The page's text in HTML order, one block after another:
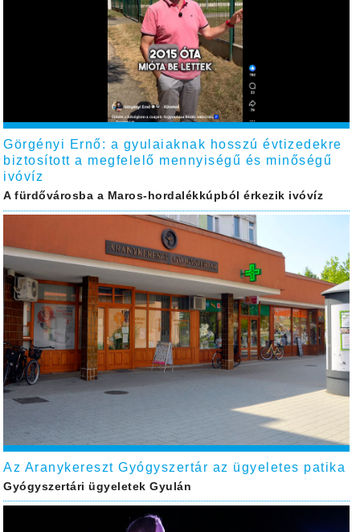
Görgényi Ernő: a gyulaiaknak hosszú évtizedekre
biztosított a megfelelő mennyiségű és minőségű
ivóvíz
A fürdővárosba a Maros-hordalékkúpból érkezik ivóvíz
Az Aranykereszt Gyógyszertár az ügyeletes patika
Gyógyszertári ügyeletek Gyulán